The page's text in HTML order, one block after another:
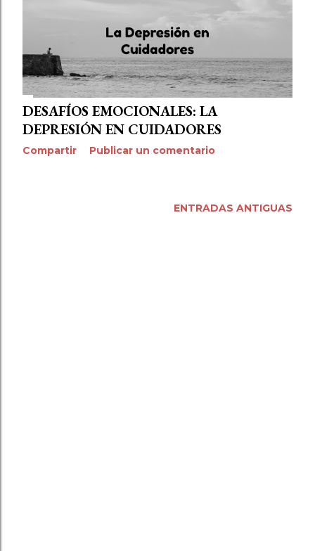
d
a
s
DESAFÍOS EMOCIONALES: LA
DEPRESIÓN EN CUIDADORES
Compartir Publicar un comentario
ENTRADAS ANTIGUAS